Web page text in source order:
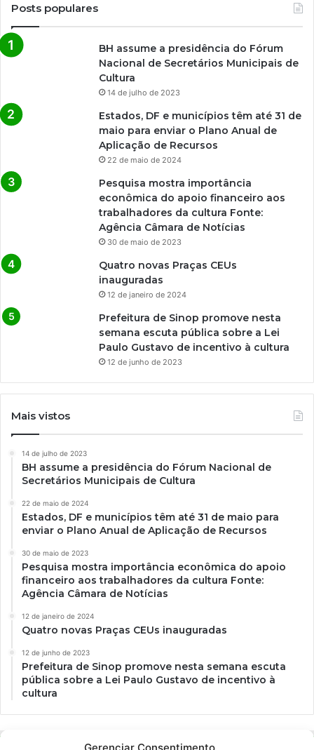
Posts populares
BH assume a presidência do Fórum
Nacional de Secretários Municipais de
Cultura
14 de julho de 2023
Estados, DF e municípios têm até 31 de
maio para enviar o Plano Anual de
Aplicação de Recursos
22 de maio de 2024
Pesquisa mostra importância
econômica do apoio financeiro aos
trabalhadores da cultura Fonte:
Agência Câmara de Notícias
30 de maio de 2023
Quatro novas Praças CEUs
inauguradas
12 de janeiro de 2024
Prefeitura de Sinop promove nesta
semana escuta pública sobre a Lei
Paulo Gustavo de incentivo à cultura
12 de junho de 2023
Mais vistos
14 de julho de 2023
BH assume a presidência do Fórum Nacional de
Secretários Municipais de Cultura
22 de maio de 2024
Estados, DF e municípios têm até 31 de maio para
enviar o Plano Anual de Aplicação de Recursos
30 de maio de 2023
Pesquisa mostra importância econômica do apoio
financeiro aos trabalhadores da cultura Fonte:
Agência Câmara de Notícias
12 de janeiro de 2024
Quatro novas Praças CEUs inauguradas
12 de junho de 2023
Prefeitura de Sinop promove nesta semana escuta
pública sobre a Lei Paulo Gustavo de incentivo à
cultura